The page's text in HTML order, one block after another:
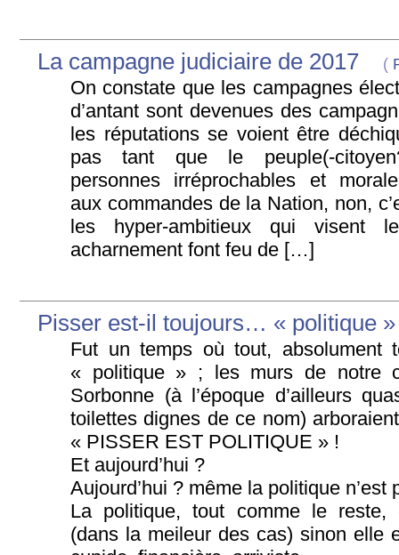
La campagne judiciaire de 2017 (
On constate que les campagnes
d’antant sont devenues des
les réputations se voient être
pas tant que le peuple(-
personnes irréprochables et
aux commandes de la Nation, non,
les hyper-ambitieux qui visent
acharnement font feu de […]
Pisser est-il toujours… « politique
Fut un temps où tout, absolument
« politique » ; les murs de notre
Sorbonne (à l’époque d’ailleurs
toilettes dignes de ce nom)
« PISSER EST POLITIQUE » !
Et aujourd’hui ?
Aujourd’hui ? même la politique n’est
La politique, tout comme le reste,
(dans la meileur des cas) sinon elle